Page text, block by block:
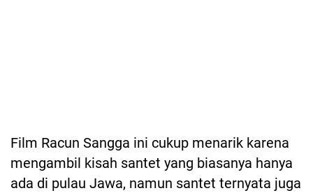
Film Racun Sangga ini cukup menarik karena
mengambil kisah santet yang biasanya hanya
ada di pulau Jawa, namun santet ternyata juga